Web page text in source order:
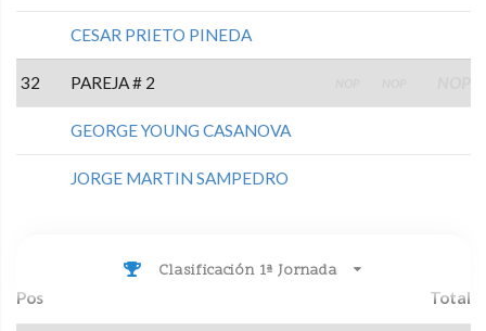
CESAR PRIETO PINEDA
32 PAREJA # 2
GEORGE YOUNG CASANOVA
JORGE MARTIN SAMPEDRO
Clasificación 1ª Jornada
Pos Total